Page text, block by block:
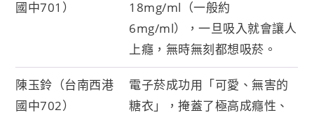
國中701）
18mg/ml（一般約
6mg/ml），一旦吸入就會讓人
上癮，無時無刻都想吸菸。
陳玉鈴（台南西港
國中702）
電子菸成功用「可愛、無害的
糖衣」，掩蓋了極高成癮性、